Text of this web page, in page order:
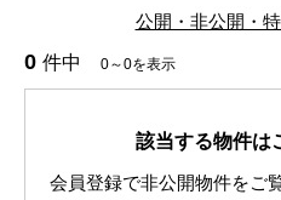
公開・非公開・
0 件中 0～0を表示
該当する物件は
会員登録で非公開物件をご